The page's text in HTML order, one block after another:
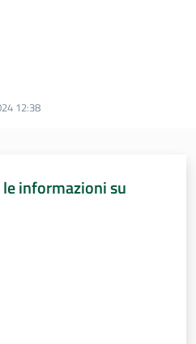
12:38
informazioni su